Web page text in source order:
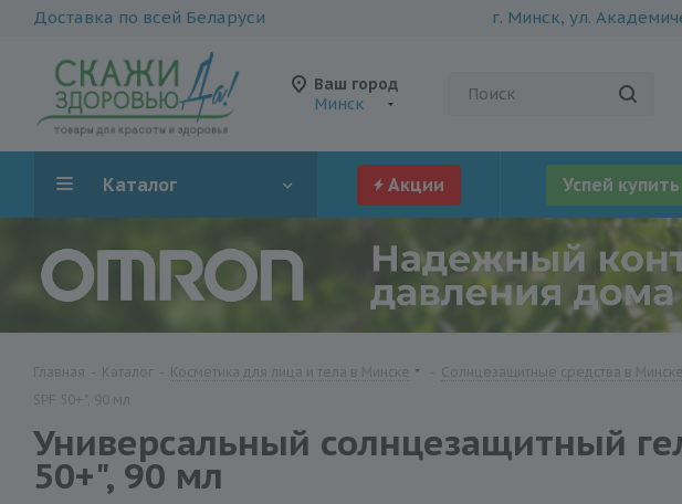
Доставка по всей Беларуси г. Минск, ул.
Ваш город
Минск
Каталог Акции Успей купить
Универсальный солнцезащитный
50+", 90 мл